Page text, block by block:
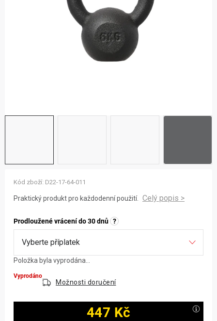
Praktický produkt pro každodenní použití.
Prodloužené vrácení do 30 dnů ?
Položka byla vyprodána…
Vyprodáno
Možnosti doručení
447 Kč
Kód zboží: D22-17-64-011